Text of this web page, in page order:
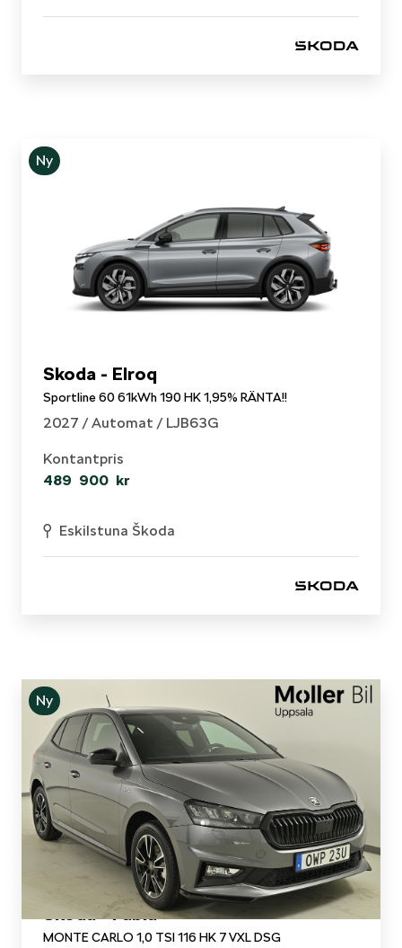
Ny
Skoda - Elroq
Sportline 60 61kWh 190 HK 1,95% RÄNTA!!
2027 /Automat / LJB63G
Kontantpris
489 900 kr
Eskilstuna Škoda
Ny
Skoda - Fabia
MONTE CARLO 1,0 TSI 116 HK 7 VXL DSG